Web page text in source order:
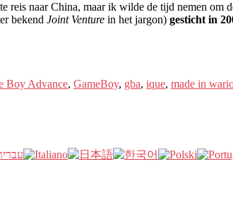
reis naar China, maar ik wilde de tijd nemen om
bekend Joint Venture in het jargon) gesticht in
Boy Advance, GameBoy, gba, ique, made in